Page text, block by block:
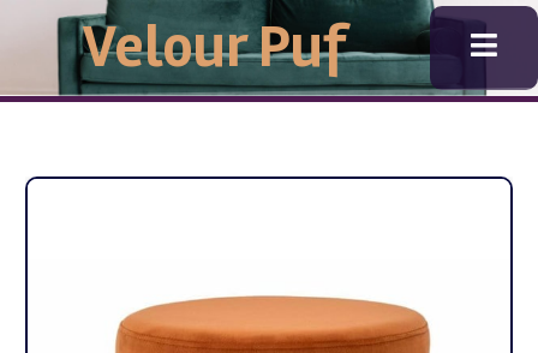
indholdet
Velour Puf